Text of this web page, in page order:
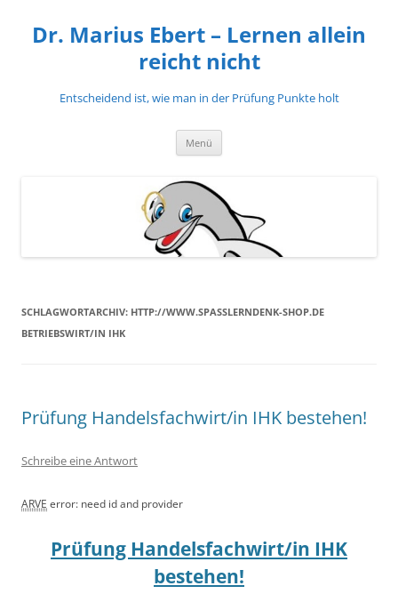
springen
Dr. Marius Ebert – Lernen allein
reicht nicht
Entscheidend ist, wie man in der Prüfung Punkte holt
Menü
SCHLAGWORTARCHIV: HTTP://WWW.SPASSLERNDENK-SHOP.DE
BETRIEBSWIRT/IN IHK
Prüfung Handelsfachwirt/in IHK bestehen!
Schreibe eine Antwort
ARVE error: need id and provider
Prüfung Handelsfachwirt/in IHK
bestehen!